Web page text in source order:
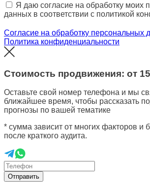
Я даю согласие на обработку моих
данных в соответствии с политикой
Согласие на обработку персональных
Политика конфиденциальности
Стоимость продвижения: от
Оставьте свой номер телефона и мы
ближайшее время, чтобы рассказать
прогнозы по вашей тематике
* сумма зависит от многих факторов и
после краткого аудита.
Отправить